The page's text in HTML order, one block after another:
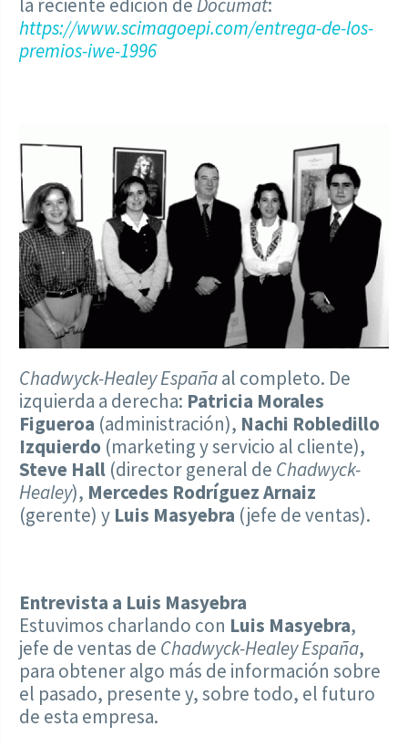
la reciente edición deDocumat:
https://www.scimagoepi.com/entrega-de-los-
premios-iwe-1996
Chadwyck-Healey Españaal completo. De
izquierda a derecha: Patricia Morales
Figueroa (administración), Nachi Robledillo
Izquierdo (marketing y servicio al cliente),
Steve Hall (director general de Chadwyck-
Healey), Mercedes Rodríguez Arnaiz
(gerente) y Luis Masyebra (jefe de ventas).
Entrevista a Luis Masyebra
Estuvimos charlando con Luis Masyebra,
jefe de ventas de Chadwyck-Healey España,
para obtener algo más de información sobre
el pasado, presente y, sobre todo, el futuro
de esta empresa.